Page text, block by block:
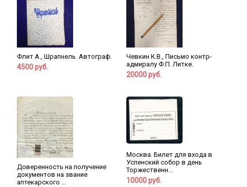
Флит А., Шрапнель. Автограф.
4500 руб.
Чевкин К.В., Письмо контр-
адмиралу Ф.П. Литке.
20000 руб.
Доверенность на получение
документов на звание
аптекарского ...
Москва. Билет для входа в
Успенский собор в день
Торжественн...
10000 руб.